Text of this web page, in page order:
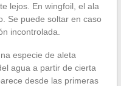
lejos. En wingfoil, el ala
Se puede soltar en caso
incontrolada.
especie de aleta
agua a partir de cierta
desde las primeras